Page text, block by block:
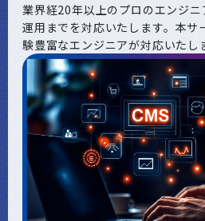
業界経20年以上のプロのエンジ
運用までを対応いたします。本サ
験豊富なエンジニアが対応いたし